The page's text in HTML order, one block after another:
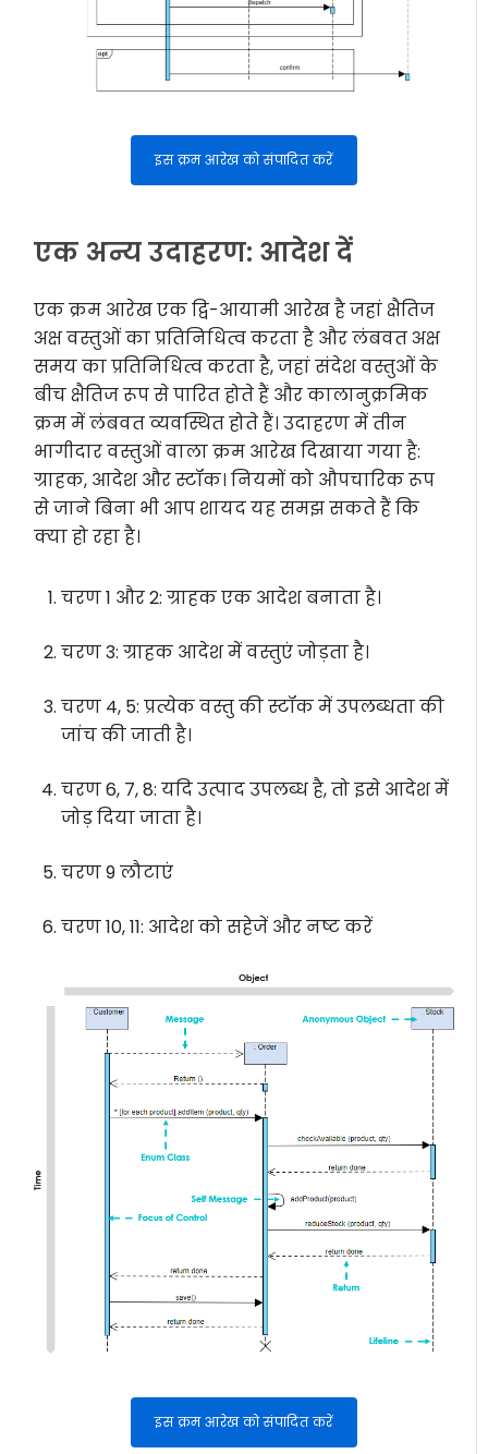
इस क्रम आरेख को संपादित करें
एक अन्य उदाहरण: आदेश दें
एक क्रम आरेख एक द्वि-आयामी आरेख है जहां क्षैतिज
अक्ष वस्तुओं का प्रतिनिधित्व करता है और लंबवत अक्ष
समय का प्रतिनिधित्व करता है, जहां संदेश वस्तुओं के
बीच क्षैतिज रूप से पारित होते हैं और कालानुक्रमिक
क्रम में लंबवत व्यवस्थित होते हैं। उदाहरण में तीन
भागीदार वस्तुओं वाला क्रम आरेख दिखाया गया है:
ग्राहक, आदेश और स्टॉक। नियमों को औपचारिक रूप
से जाने बिना भी आप शायद यह समझ सकते हैं कि
क्या हो रहा है।
चरण 1 और 2: ग्राहक एक आदेश बनाता है।
चरण 3: ग्राहक आदेश में वस्तुएं जोड़ता है।
चरण 4, 5: प्रत्येक वस्तु की स्टॉक में उपलब्धता की
जांच की जाती है।
चरण 6, 7, 8: यदि उत्पाद उपलब्ध है, तो इसे आदेश में
जोड़ दिया जाता है।
चरण 9 लौटाएं
चरण 10, 11: आदेश को सहेजें और नष्ट करें
इस क्रम आरेख को संपादित करें